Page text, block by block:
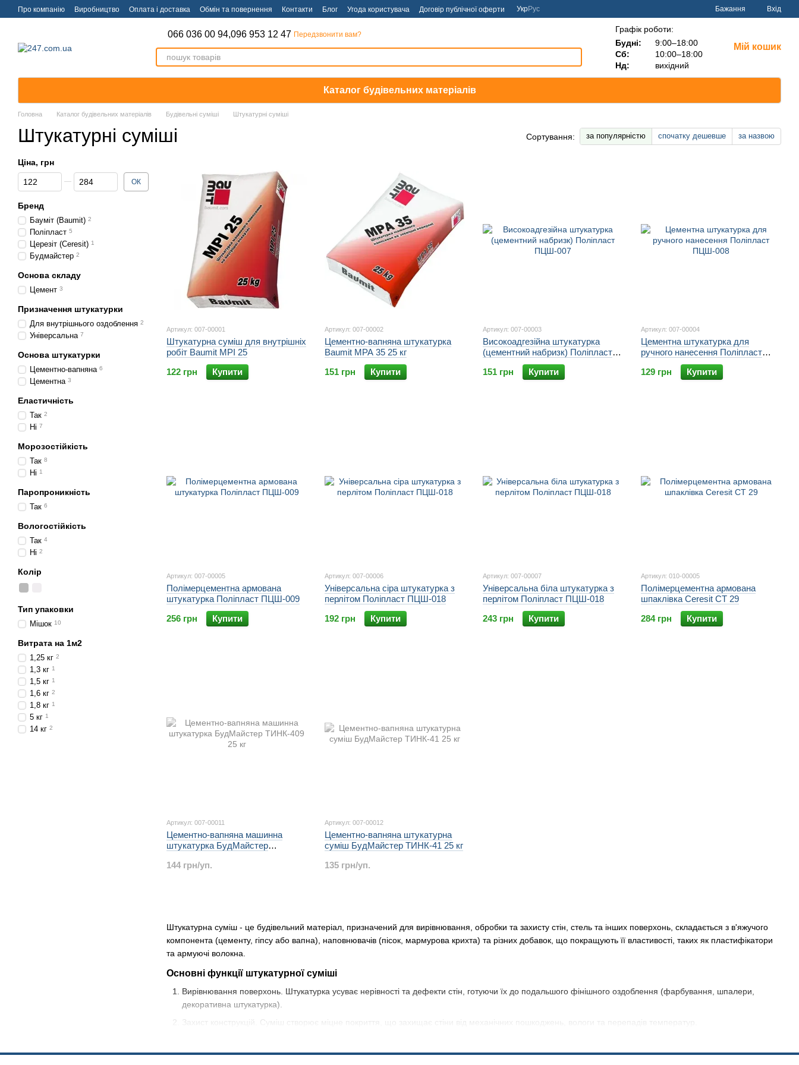
Перейти к основному контенту
Про компанію Виробництво Оплата і доставка Обмін та повернення Контакти Блог Угода користувача Договір публічної оферти УкрРус Бажання Вхід
066 036 00 94,096 953 12 47 Передзвонити вам?
Графік роботи:
Будні:
9:00–18:00
Сб:
10:00–18:00
Нд:
вихідний
Мій кошик
Каталог будівельних матеріалів
Головна Каталог будівельних матеріалів Будівельні суміші Штукатурні суміші
Штукатурні суміші Сортування: за популярністю спочатку дешевше за назвою
Штукатурна суміш - це будівельний матеріал, призначений для вирівнювання, обробки та захисту стін, стель та інших поверхонь, складається з в'яжучого
компонента (цементу, гіпсу або вапна), наповнювачів (пісок, мармурова крихта) та різних добавок, що покращують її властивості, таких як пластифікатори
та армуючі волокна.
Основні функції штукатурної суміші
Вирівнювання поверхонь. Штукатурка усуває нерівності та дефекти стін, готуючи їх до подальшого фінішного оздоблення (фарбування, шпалери,
декоративна штукатурка).
Захист конструкцій. Суміш створює міцне покриття, що захищає стіни від механічних пошкоджень, вологи та перепадів температур.
вигляду.
Артикул: 007-00001
Штукатурна суміш для внутрішніх
робіт Baumit MPI 25
122 грн
Купити
Артикул: 007-00002
Цементно-вапняна штукатурка
Baumit MPA 35 25 кг
151 грн
Купити
Артикул: 007-00003
Високоадгезійна штукатурка
(цементний набризк) Поліпласт
151 грн
Купити
Артикул: 007-00004
Цементна штукатурка для
ручного нанесення Поліпласт
129 грн
Купити
Артикул: 007-00005
Полімерцементна армована
штукатурка Поліпласт ПЦШ-009
256 грн
Купити
Артикул: 007-00006
Універсальна сіра штукатурка з
перлітом Поліпласт ПЦШ-018
192 грн
Купити
Артикул: 007-00007
Універсальна біла штукатурка з
перлітом Поліпласт ПЦШ-018
243 грн
Купити
Артикул: 010-00005
Полімерцементна армована
шпаклівка Ceresit СТ 29
284 грн
Купити
Артикул: 007-00011
Цементно-вапняна машинна
штукатурка БудМайстер
144 грн/уп.
Артикул: 007-00012
Цементно-вапняна штукатурна
суміш БудМайстер ТИНК-41 25 кг
135 грн/уп.
Ціна, грн
Від Ціна, грн
До Ціна, грн ОК
Бренд
Бауміт (Baumit) 2
Поліпласт 5
Церезіт (Ceresit) 1
Будмайстер 2
Основа складу
Цемент 3
Призначення штукатурки
Для внутрішнього оздоблення 2
Універсальна 7
Основа штукатурки
Цементно-вапняна 6
Цементна 3
Еластичність
Так 2
Ні 7
Морозостійкість
Так 8
Ні 1
Паропроникність
Так 6
Вологостійкість
Так 4
Ні 2
Колір
Тип упаковки
Мішок 10
Витрата на 1м2
1,25 кг 2
1,3 кг 1
1,5 кг 1
1,6 кг 2
1,8 кг 1
5 кг 1
14 кг 2